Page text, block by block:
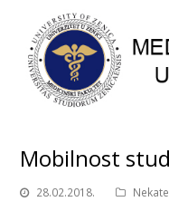
Mobilnost
28.02.2018.